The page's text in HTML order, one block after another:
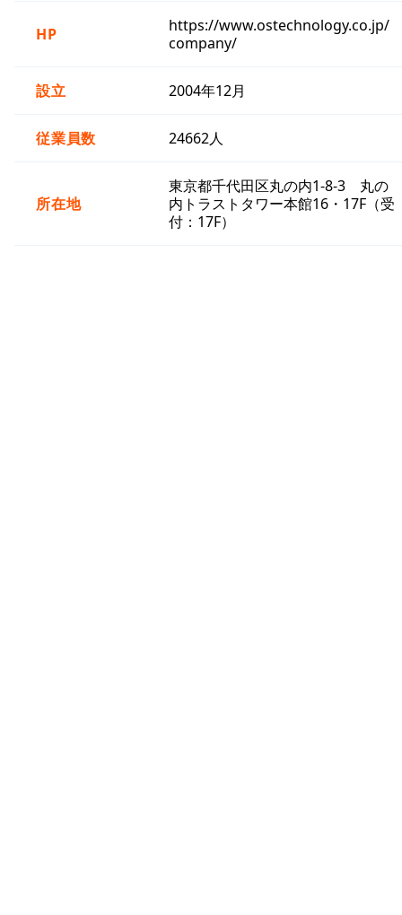
HP
https://www.ostechnology.co.jp/
company/
設立 2004年12月
従業員数 24662人
所在地
東京都千代田区丸の内1-8-3 丸の
内トラストタワー本館16・17F（受
付：17F）